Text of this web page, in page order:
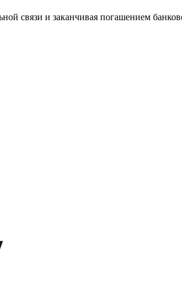
связи и заканчивая погашением